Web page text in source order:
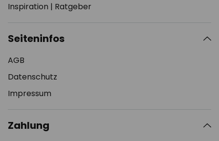
Inspiration | Ratgeber
Seiteninfos
AGB
Datenschutz
Impressum
Zahlung